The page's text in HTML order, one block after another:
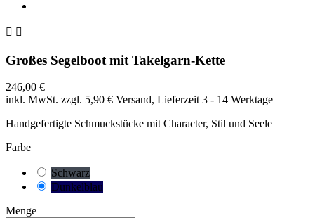
 
Großes Segelboot mit Takelgarn-Kette
246,00 €
inkl. MwSt. zzgl. 5,90 € Versand, Lieferzeit 3 - 14 Werktage
Handgefertigte Schmuckstücke mit Character, Stil und Seele
Farbe
Schwarz
Dunkelblau
Menge